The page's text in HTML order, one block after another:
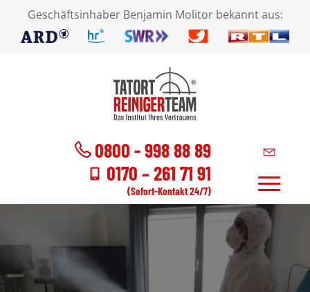
Geschäftsinhaber Benjamin Molitor bekannt aus:
0800 - 998 88 89
0170 – 261 71 91
(Sofort-Kontakt 24/7)